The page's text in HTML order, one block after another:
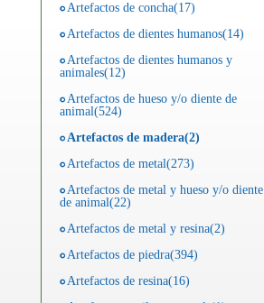
Artefactos de concha(17)
Artefactos de dientes humanos(14)
Artefactos de dientes humanos y
animales(12)
Artefactos de hueso y/o diente de
animal(524)
Artefactos de madera(2)
Artefactos de metal(273)
Artefactos de metal y hueso y/o diente
de animal(22)
Artefactos de metal y resina(2)
Artefactos de piedra(394)
Artefactos de resina(16)